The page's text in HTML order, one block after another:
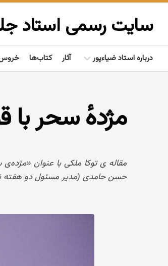
Skip
contentسایت رسمی استاد
درباره استاد ضیاءپور
مردم‌شناسی
آثار کتاب‌ها
مژدهٔ سحر
مقاله ی توکا ملکی با عنوان
حسن حامدی (مدیر مسئول دو هفته نامه